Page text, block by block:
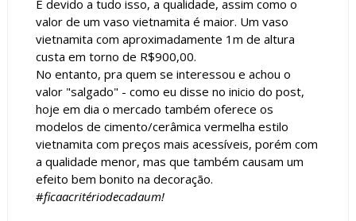
E devido a tudo isso, a qualidade, assim como o
valor de um vaso vietnamita é maior. Um vaso
vietnamita com aproximadamente 1m de altura
custa em torno de R$900,00.
No entanto, pra quem se interessou e achou o
valor "salgado" - como eu disse no inicio do post,
hoje em dia o mercado também oferece os
modelos de cimento/cerâmica vermelha estilo
vietnamita com preços mais acessíveis, porém com
a qualidade menor, mas que também causam um
efeito bem bonito na decoração.
#ficaacritériodecadaum!